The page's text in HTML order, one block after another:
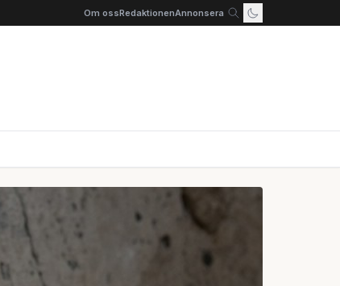
Om ossRedaktionenAnnonsera